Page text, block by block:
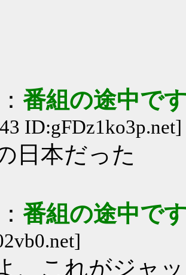
番組の途中で
ID:gFDz1ko3p.net]
日本だった
番組の途中で
、これがジャ